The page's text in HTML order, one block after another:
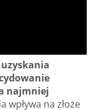
najmniej
wpływa na złoże